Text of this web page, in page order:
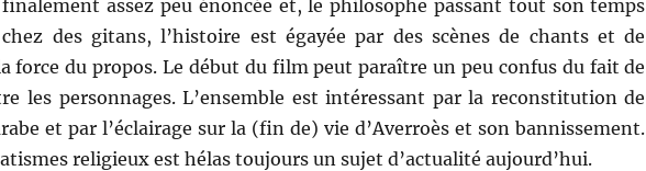
finalement assez peu énoncée et, le philosophe passant tout son temps
chez des gitans, l’histoire est égayée par des scènes de chants et de
force du propos. Le début du film peut paraître un peu confus du fait de
les personnages. L’ensemble est intéressant par la reconstitution de
et par l’éclairage sur la (fin de) vie d’Averroès et son bannissement.
religieux est hélas toujours un sujet d’actualité aujourd’hui.